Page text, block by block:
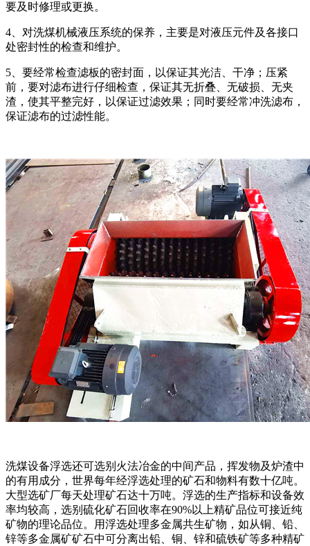
要及时修理或更换。
4、对洗煤机械液压系统的保养，主要是对液压元件及各接口
处密封性的检查和维护。
5、要经常检查滤板的密封面，以保证其光洁、干净；压紧
前，要对滤布进行仔细检查，保证其无折叠、无破损、无夹
渣，使其平整完好，以保证过滤效果；同时要经常冲洗滤布，
保证滤布的过滤性能。
洗煤设备浮选还可选别火法冶金的中间产品，挥发物及炉渣中
的有用成分，世界每年经浮选处理的矿石和物料有数十亿吨。
大型选矿厂每天处理矿石达十万吨。浮选的生产指标和设备效
率均较高，选别硫化矿石回收率在90%以上精矿品位可接近纯
矿物的理论品位。用浮选处理多金属共生矿物，如从铜、铅、
锌等多金属矿矿石中可分离出铅、铜、锌和硫铁矿等多种精矿